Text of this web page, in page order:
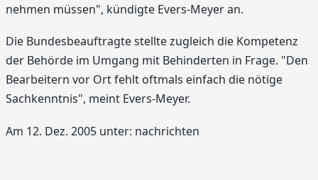
nehmen müssen", kündigte Evers-Meyer an.
Die Bundesbeauftragte stellte zugleich die Kompetenz
der Behörde im Umgang mit Behinderten in Frage. "Den
Bearbeitern vor Ort fehlt oftmals einfach die nötige
Sachkenntnis", meint Evers-Meyer.
Am 12. Dez. 2005 unter: nachrichten